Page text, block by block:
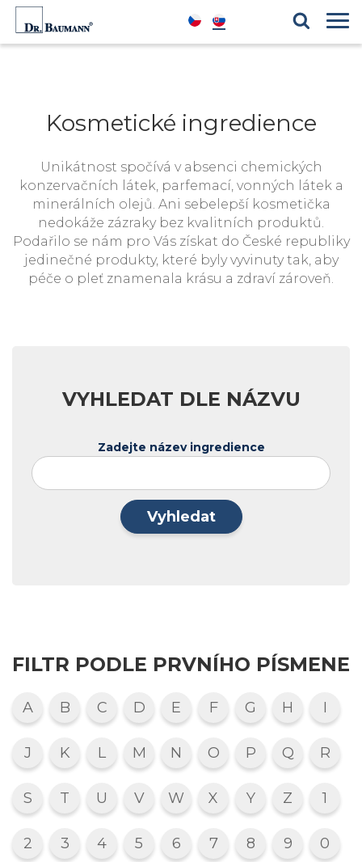
Kosmetické ingredience
Kosmetické ingredience
Unikátnost spočívá v absenci chemických
konzervačních látek, parfemací, vonných látek a
minerálních olejů. Ani sebelepší kosmetička
nedokáže zázraky bez kvalitních produktů.
Podařilo se nám pro Vás získat do České republiky
jedinečné produkty, které byly vyvinuty tak, aby
péče o pleť znamenala krásu a zdraví zároveň.
VYHLEDAT DLE NÁZVU
Zadejte název ingredience
Vyhledat
FILTR PODLE PRVNÍHO PÍSMENE
A B C D E F G H I
J K L M N O P Q R
S T U V W X Y Z 1
2 3 4 5 6 7 8 9 0